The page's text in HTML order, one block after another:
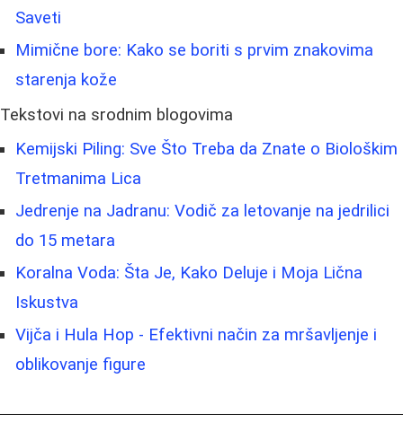
Saveti
Mimične bore: Kako se boriti s prvim znakovima
starenja kože
Tekstovi na srodnim blogovima
Kemijski Piling: Sve Što Treba da Znate o Biološkim
Tretmanima Lica
Jedrenje na Jadranu: Vodič za letovanje na jedrilici
do 15 metara
Koralna Voda: Šta Je, Kako Deluje i Moja Lična
Iskustva
Vijča i Hula Hop - Efektivni način za mršavljenje i
oblikovanje figure